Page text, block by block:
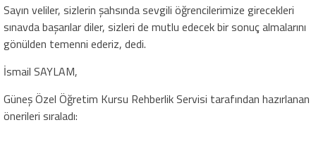
Sayın veliler, sizlerin şahsında sevgili öğrencilerimize girecekleri
sınavda başarılar diler, sizleri de mutlu edecek bir sonuç almalarını
gönülden temenni ederiz, dedi.
İsmail SAYLAM,
Güneş Özel Öğretim Kursu Rehberlik Servisi tarafından hazırlanan
önerileri sıraladı: